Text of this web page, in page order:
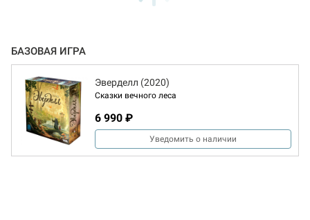
БАЗОВАЯ ИГРА
Эверделл (2020)
Сказки вечного леса
6 990 ₽
Уведомить о наличии